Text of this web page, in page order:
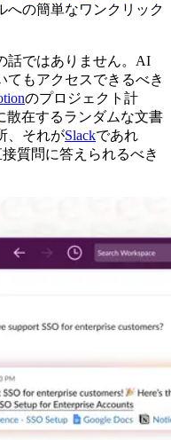
への簡単なワンクリック
話ではありません。AI
てもアクセスできるべき
のプロジェクト計
散在するランダムな文書
、それがSlackであれ
質問に答えられるべき